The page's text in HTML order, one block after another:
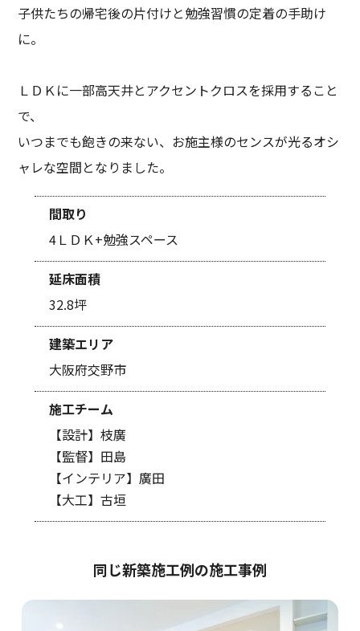
子供たちの帰宅後の片付けと勉強習慣の定着の手助け
に。
ＬＤＫに一部高天井とアクセントクロスを採用すること
で、
いつまでも飽きの来ない、お施主様のセンスが光るオシ
ャレな空間となりました。
間取り
4ＬＤＫ+勉強スペース
延床面積
32.8坪
建築エリア
大阪府交野市
施工チーム
【設計】枝廣
【監督】田島
【インテリア】廣田
【大工】古垣
同じ新築施工例の施工事例